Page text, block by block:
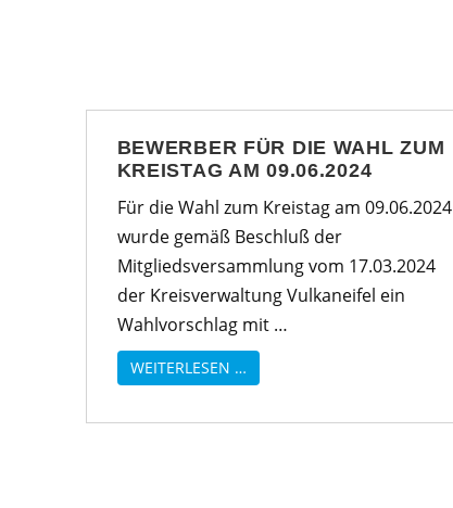
BEWERBER FÜR DIE WAHL ZUM
KREISTAG AM 09.06.2024
Für die Wahl zum Kreistag am 09.06.2024
wurde gemäß Beschluß der
Mitgliedsversammlung vom 17.03.2024
der Kreisverwaltung Vulkaneifel ein
Wahlvorschlag mit …
WEITERLESEN …